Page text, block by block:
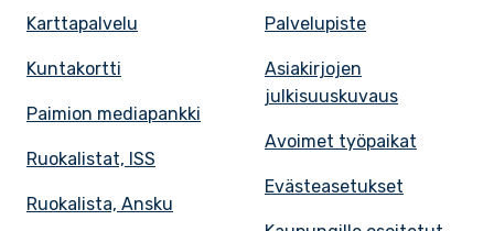
Karttapalvelu
Kuntakortti
Paimion mediapankki
Ruokalistat, ISS
Ruokalista, Ansku
Palvelupiste
Asiakirjojen
julkisuuskuvaus
Avoimet työpaikat
Evästeasetukset